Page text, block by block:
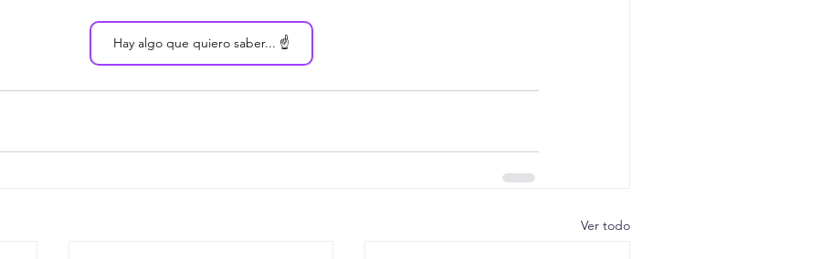
Hay algo que quiero saber... ☝️
Ver todo